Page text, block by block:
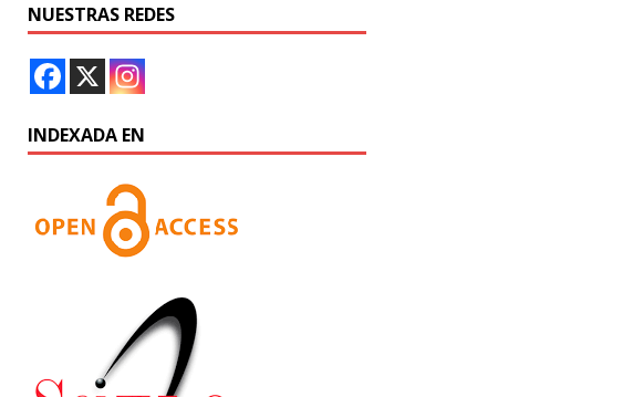
NUESTRAS REDES
INDEXADA EN